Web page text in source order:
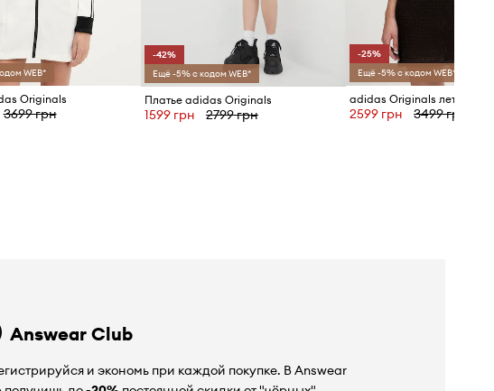
WEB*
Originals
3699 грн
-42%
Ещё -5% с кодом WEB*
Платье adidas Originals
1599 грн 2799 грн
-25%
Ещё -5% с кодом WEB*
2599 грн 3499 грн
Answear Club
и экономь при каждой покупке. В Answear